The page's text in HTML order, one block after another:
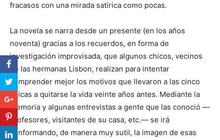
fracasos con una mirada satírica como pocas.
La novela se narra desde un presente (en los años
noventa) gracias a los recuerdos, en forma de
investigación improvisada, que algunos chicos, vecinos
de las hermanas Lisbon, realizan para intentar
comprender mejor los motivos que llevaron a las cinco
chicas a quitarse la vida veinte años antes. Mediante la
memoria y algunas entrevistas a gente que las conoció —
profesores, visitantes de su casa, etc.— se irá
conformando, de manera muy sutil, la imagen de esas